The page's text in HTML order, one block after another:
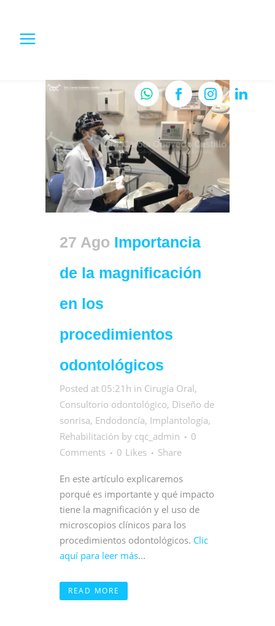
27 Ago Importancia
de la magnificación
en los
procedimientos
odontológicos
Posted at 05:21h in Cirugía Oral,
Consultorio odontológico, Diseño de
sonrisa, Endodoncía, Implantología,
Rehabilitación by cqc_admin
0
Comments
0 Likes Share
En este artículo explicaremos
porqué es importante y qué impacto
tiene la magnificación y el uso de
microscopios clínicos para los
procedimientos odontológicos. Clic
aquí para leer más...
READ MORE